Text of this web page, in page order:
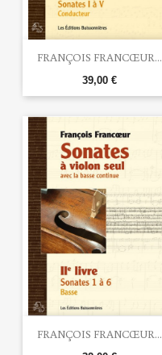
FRANÇOIS FRANCŒUR...
39,00 €
FRANÇOIS FRANCŒUR...